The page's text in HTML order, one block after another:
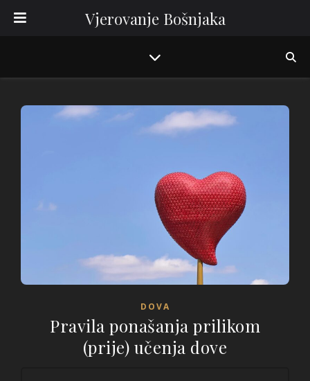
Vjerovanje Bošnjaka
DOVA
Pravila ponašanja prilikom
(prije) učenja dove